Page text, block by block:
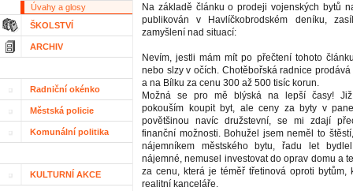
Úvahy a glosy
ŠKOLSTVÍ
ARCHIV
Radniční okénko
Městská policie
Komunální politika
KULTURNÍ AKCE
Na základě článku o prodeji vojenských bytů
publikován v Havlíčkobrodském deníku,
zamyšlení nad situací:
Nevím, jestli mám mít po přečtení tohoto
nebo slzy v očích. Chotěbořská radnice
a na Bílku za cenu 300 až 500 tisíc korun.
Možná se pro mě blýská na lepší časy!
pokouším koupit byt, ale ceny za byty v
povětšinou navíc družstevní, se mi zdají
finanční možnosti. Bohužel jsem neměl to
nájemníkem městského bytu, řadu let
nájemné, nemusel investovat do oprav domu a
za cenu, která je téměř třetinová oproti bytům,
realitní kanceláře.